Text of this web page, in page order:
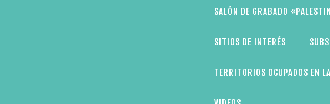
SALÓN DE GRABADO
SITIOS DE INTERÉS
TERRITORIOS OCUPADOS EN